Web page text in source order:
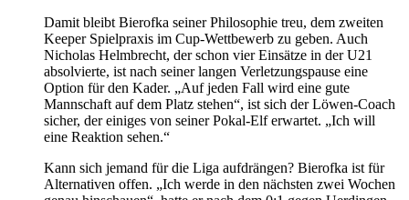
Damit bleibt Bierofka seiner Philosophie treu, dem zweiten
Keeper Spielpraxis im Cup-Wettbewerb zu geben. Auch
Nicholas Helmbrecht, der schon vier Einsätze in der U21
absolvierte, ist nach seiner langen Verletzungspause eine
Option für den Kader. „Auf jeden Fall wird eine gute
Mannschaft auf dem Platz stehen“, ist sich der Löwen-Coach
sicher, der einiges von seiner Pokal-Elf erwartet. „Ich will
eine Reaktion sehen.“
Kann sich jemand für die Liga aufdrängen? Bierofka ist für
Alternativen offen. „Ich werde in den nächsten zwei Wochen